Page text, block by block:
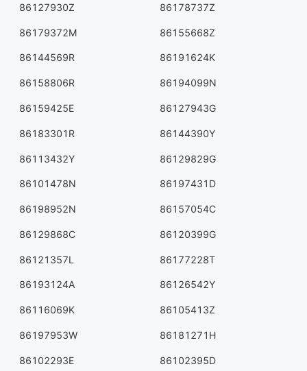
86127930Z 86178737Z
86179372M 86155668Z
86144569R 86191624K
86158806R 86194099N
86159425E 86127943G
86183301R 86144390Y
86113432Y 86129829G
86101478N 86197431D
86198952N 86157054C
86129868C 86120399G
86121357L 86177228T
86193124A 86126542Y
86116069K 86105413Z
86197953W 86181271H
86102293E 86102395D